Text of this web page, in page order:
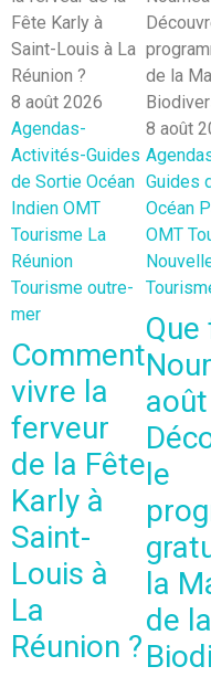
8 août 2026
Agendas-
Activités-Guides
de Sortie Océan
Indien OMT
Tourisme La
Réunion
Tourisme outre-
mer
Comment
vivre la
ferveur
de la Fête
Karly à
Saint-
Louis à
La
Réunion ?
8 août
Guides
Océan
OMT
Que
août
le
la
de la